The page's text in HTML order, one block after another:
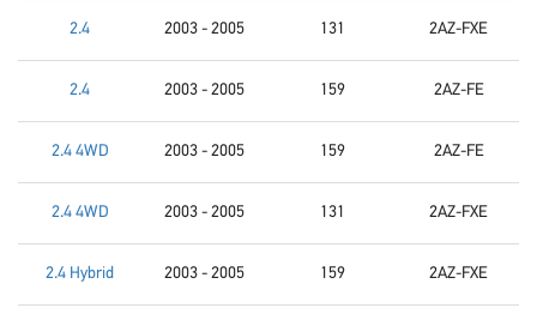
2.4 2003 - 2005 131 2AZ-FXE
2.4 2003 - 2005 159 2AZ-FE
2.4 4WD 2003 - 2005 159 2AZ-FE
2.4 4WD 2003 - 2005 131 2AZ-FXE
2.4 Hybrid 2003 - 2005 159 2AZ-FXE